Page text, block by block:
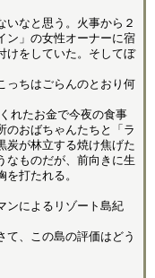
いなと思う。火事から２
ン」の女性オーナーに宿
けをしていた。そしてぼ
っちはごらんのとおり何
れたお金で今夜の食事
のおばちゃんたちと「ラ
炭が林立する焼け焦げた
なものだが、前向きに生
打たれる。
ンによるリゾート島紀
て、この島の評価はどう